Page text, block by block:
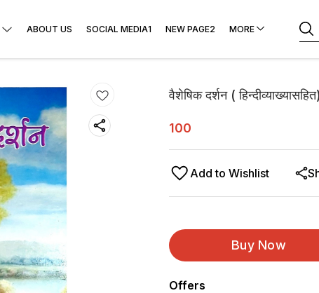
ABOUT US SOCIAL MEDIA1 NEW PAGE2 MORE
वैशेषिक दर्शन ( हिन्दीव्याख्यासहित)
100
Add to Wishlist
Buy Now
Offers